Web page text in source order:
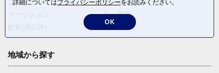
フルーツ
卵・乳製品
米・穀物
返礼品なし
地域から探す
詳細についてはプライバシーポリシーをお読みください。
OK